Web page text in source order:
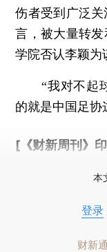
伤者受到广泛
言，被大量转
学院否认李颖为
“我对不起
的就是中国足协
[《财新周刊》印
本
登录
财新